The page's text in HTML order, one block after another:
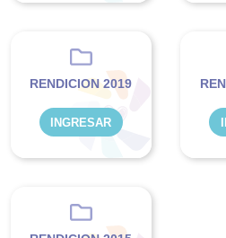
RENDICION 2019
INGRESAR